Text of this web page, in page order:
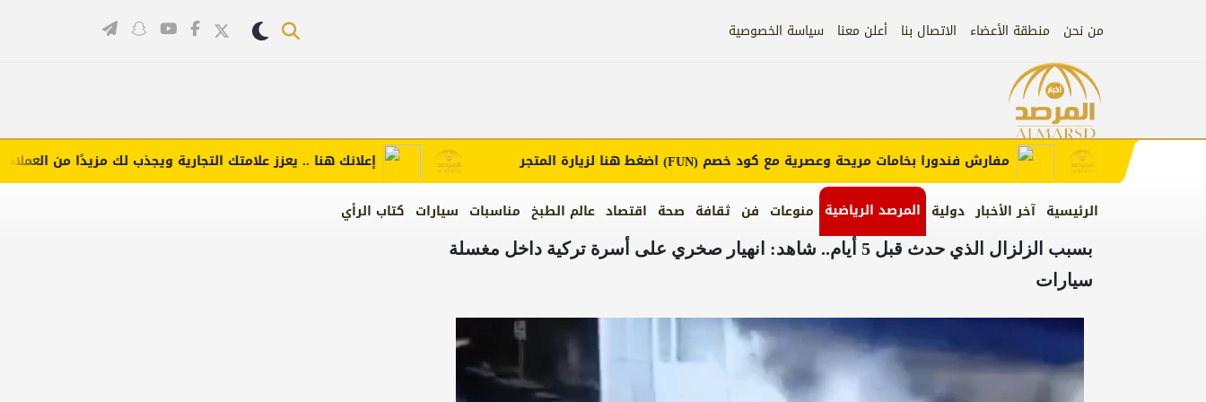
من نحن منطقة الأعضاء الاتصال بنا أعلن معنا سياسة الخصوصية
الرئيسية آخر الأخبار دولية المرصد الرياضية منوعات فن ثقافة صحة اقتصاد عالم الطبخ مناسبات سيارات كتاب الرأي
إعلانك هنا .. يعزز علامتك التجارية ويجذب لك مزيدًا من العملاء مفارش فندورا بخامات مريحة وعصرية مع كود خصم(FUN)اضغط هنا لزيارة المتجر
بسبب الزلزال الذي حدث قبل 5 أيام.. شاهد: انهيار صخري على أسرة تركية داخل مغسلة
سيارات